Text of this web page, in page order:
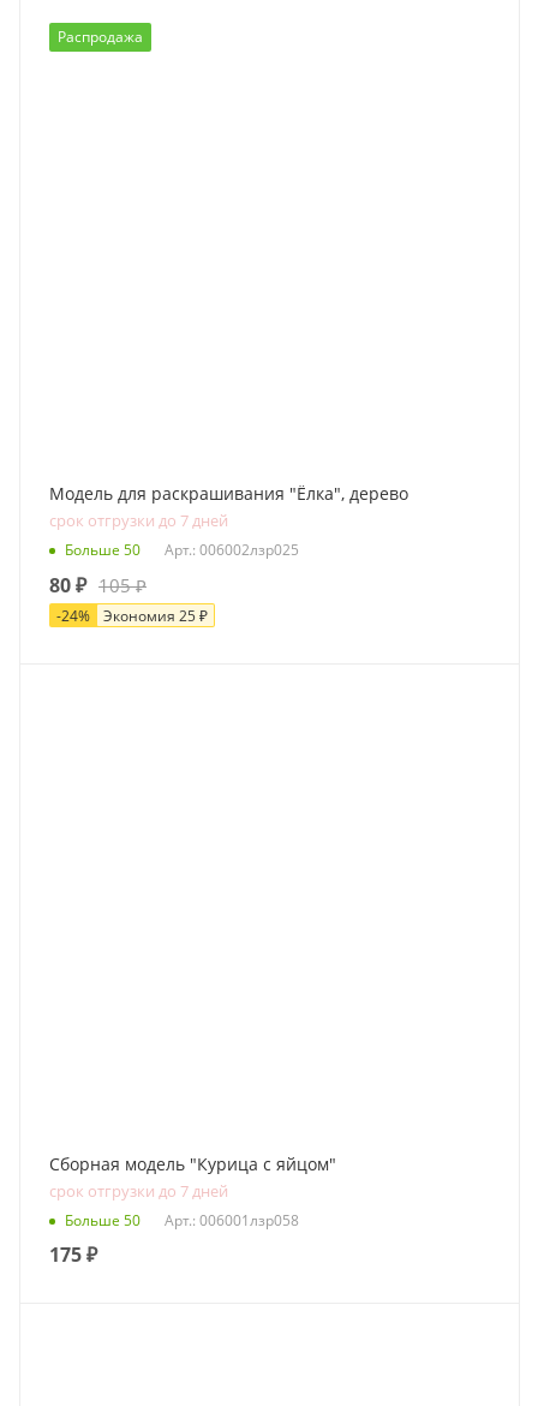
Распродажа
Модель для раскрашивания "Ёлка", дерево
срок отгрузки до 7 дней
Больше 50 Арт.: 006002лзр025
80₽ 105₽
-24% Экономия 25₽
Сборная модель "Курица с яйцом"
срок отгрузки до 7 дней
Больше 50 Арт.: 006001лзр058
175₽